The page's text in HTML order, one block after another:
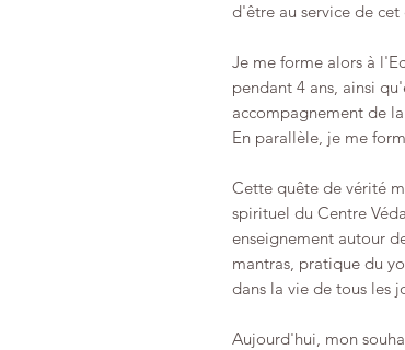
d'être au service de
Je me forme alors à
pendant 4 ans, ainsi
accompagnement de
En parallèle, je me
Cette quête de vérité
spirituel du Centre
enseignement autour
mantras, pratique du
dans la vie de tous les
Aujourd'hui, mon